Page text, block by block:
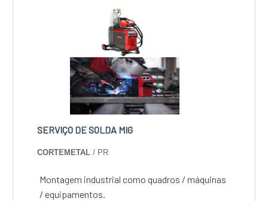
conhecido como CNC, que controla um
emissor de lase....
SERVIÇO DE SOLDA MIG
CORTEMETAL / PR
Montagem industrial como quadros / máquinas
/ equipamentos.